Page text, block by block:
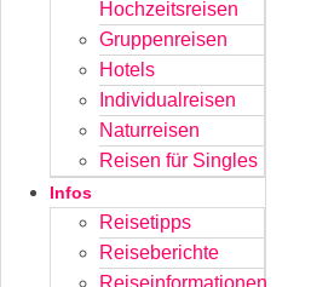
Hochzeitsreisen
Gruppenreisen
Hotels
Individualreisen
Naturreisen
Reisen für Singles
Infos
Reisetipps
Reiseberichte
Reiseinformationen